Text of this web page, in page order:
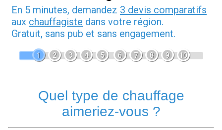
En 5 minutes, demandez 3 devis comparatifs
aux chauffagiste dans votre région.
Gratuit, sans pub et sans engagement.
1 2 3 4 5 6 7 8 9 10
Quel type de chauffage
aimeriez-vous ?